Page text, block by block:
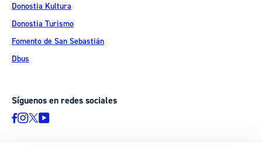
Donostia Kultura
Donostia Turismo
Fomento de San Sebastián
Dbus
Síguenos en redes sociales